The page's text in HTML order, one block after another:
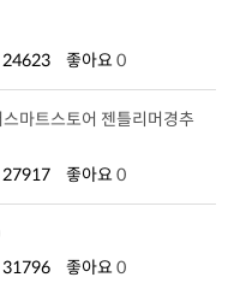
24623 좋아요 0
27917 좋아요 0
31796 좋아요 0